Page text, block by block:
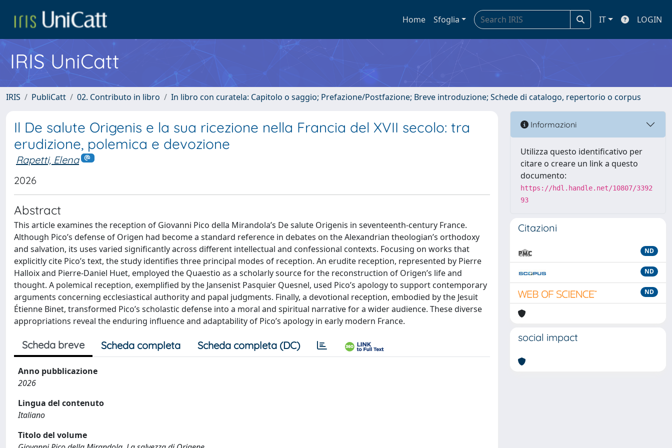
Home Sfoglia IT LOGIN
IRIS UniCatt
IRIS PubliCatt 02. Contributo in libro In libro con curatela: Capitolo o saggio; Prefazione/Postfazione; Breve introduzione; Schede di catalogo, repertorio o corpus
Il De salute Origenis e la sua ricezione nella Francia del XVII secolo: tra
erudizione, polemica e devozione
Rapetti, Elena
2026
Abstract
This article examines the reception of Giovanni Pico della Mirandola’s De salute Origenis in seventeenth-century France.
Although Pico’s defense of Origen had become a standard reference in debates on the Alexandrian theologian’s orthodoxy
and salvation, its uses varied significantly across different intellectual and confessional contexts. Focusing on works that
explicitly cite Pico’s text, the study identifies three principal modes of reception. An erudite reception, represented by Pierre
Halloix and Pierre-Daniel Huet, employed the Quaestio as a scholarly source for the reconstruction of Origen’s life and
thought. A polemical reception, exemplified by the Jansenist Pasquier Quesnel, used Pico’s apology to support contemporary
arguments concerning ecclesiastical authority and papal judgments. Finally, a devotional reception, embodied by the Jesuit
Étienne Binet, transformed Pico’s scholastic defense into a moral and spiritual narrative for a wider audience. These diverse
appropriations reveal the enduring influence and adaptability of Pico’s apology in early modern France.
Scheda breve Scheda completa Scheda completa (DC)
Anno pubblicazione
2026
Lingua del contenuto
Italiano
Titolo del volume
Informazioni
Utilizza questo identificativo per
citare o creare un link a questo
documento:
https://hdl.handle.net/10807/3392
93
Citazioni
ND
ND
ND
social impact